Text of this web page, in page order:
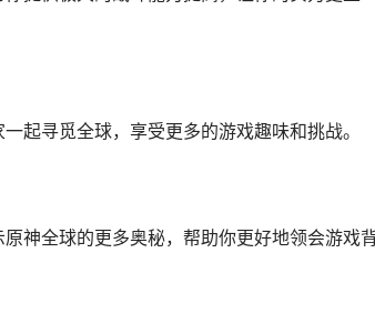
起寻觅全球，享受更多的游戏趣味和挑战。
神全球的更多奥秘，帮助你更好地领会游戏